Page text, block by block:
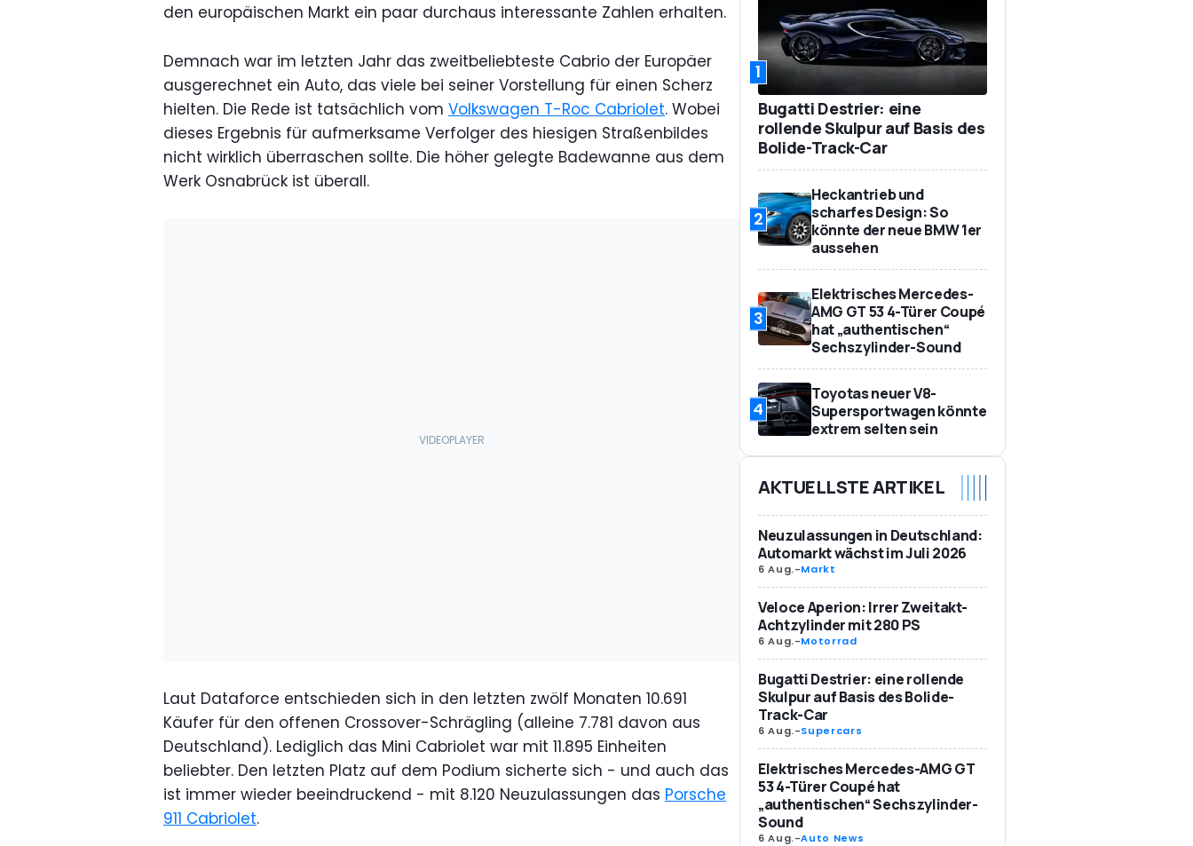
den europäischen Markt ein paar durchaus interessante Zahlen erhalten.
Demnach war im letzten Jahr das zweitbeliebteste Cabrio der Europäer
ausgerechnet ein Auto, das viele bei seiner Vorstellung für einen Scherz
hielten. Die Rede ist tatsächlich vom Volkswagen T-Roc Cabriolet. Wobei
dieses Ergebnis für aufmerksame Verfolger des hiesigen Straßenbildes
nicht wirklich überraschen sollte. Die höher gelegte Badewanne aus dem
Werk Osnabrück ist überall.
Laut Dataforce entschieden sich in den letzten zwölf Monaten 10.691
Käufer für den offenen Crossover-Schrägling (alleine 7.781 davon aus
Deutschland). Lediglich das Mini Cabriolet war mit 11.895 Einheiten
beliebter. Den letzten Platz auf dem Podium sicherte sich - und auch das
ist immer wieder beeindruckend - mit 8.120 Neuzulassungen das Porsche
911 Cabriolet.
1
Bugatti Destrier: eine
rollende Skulpur auf Basis des
Bolide-Track-Car
2
Heckantrieb und
scharfes Design: So
könnte der neue BMW 1er
aussehen
3
Elektrisches Mercedes-
AMG GT 53 4-Türer Coupé
hat „authentischen“
Sechszylinder-Sound
4
Toyotas neuer V8-
Supersportwagen könnte
extrem selten sein
AKTUELLSTE ARTIKEL
Neuzulassungen in Deutschland:
Automarkt wächst im Juli 2026
6 Aug.-Markt
Veloce Aperion: Irrer Zweitakt-
Achtzylinder mit 280 PS
6 Aug.-Motorrad
Bugatti Destrier: eine rollende
Skulpur auf Basis des Bolide-
Track-Car
6 Aug.-Supercars
Elektrisches Mercedes-AMG GT
53 4-Türer Coupé hat
„authentischen“ Sechszylinder-
Sound
6 Aug.-Auto News